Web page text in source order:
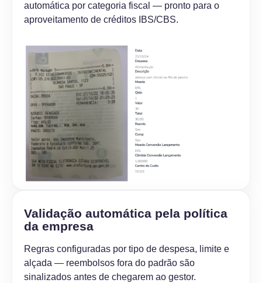
automática por categoria fiscal — pronto para o
aproveitamento de créditos IBS/CBS.
Validação automática pela política
da empresa
Regras configuradas por tipo de despesa, limite e
alçada — reembolsos fora do padrão são
sinalizados antes de chegarem ao gestor.